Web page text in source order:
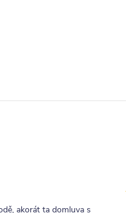
akorát ta domluva s